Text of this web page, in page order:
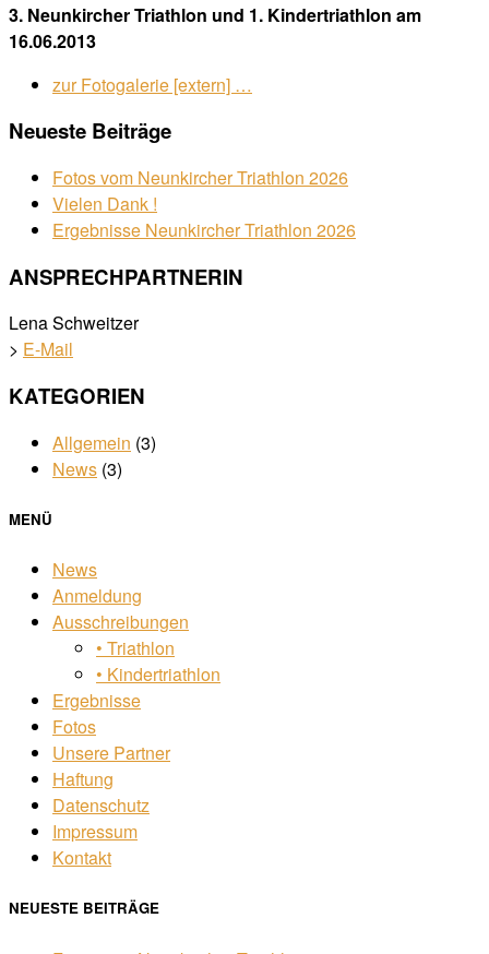
3. Neunkircher Triathlon und 1. Kindertriathlon am
16.06.2013
zur Fotogalerie [extern] …
Neueste Beiträge
Fotos vom Neunkircher Triathlon 2026
Vielen Dank !
Ergebnisse Neunkircher Triathlon 2026
ANSPRECHPARTNERIN
Lena Schweitzer
> E-Mail
KATEGORIEN
Allgemein (3)
News (3)
MENÜ
News
Anmeldung
Ausschreibungen
• Triathlon
• Kindertriathlon
Ergebnisse
Fotos
Unsere Partner
Haftung
Datenschutz
Impressum
Kontakt
NEUESTE BEITRÄGE